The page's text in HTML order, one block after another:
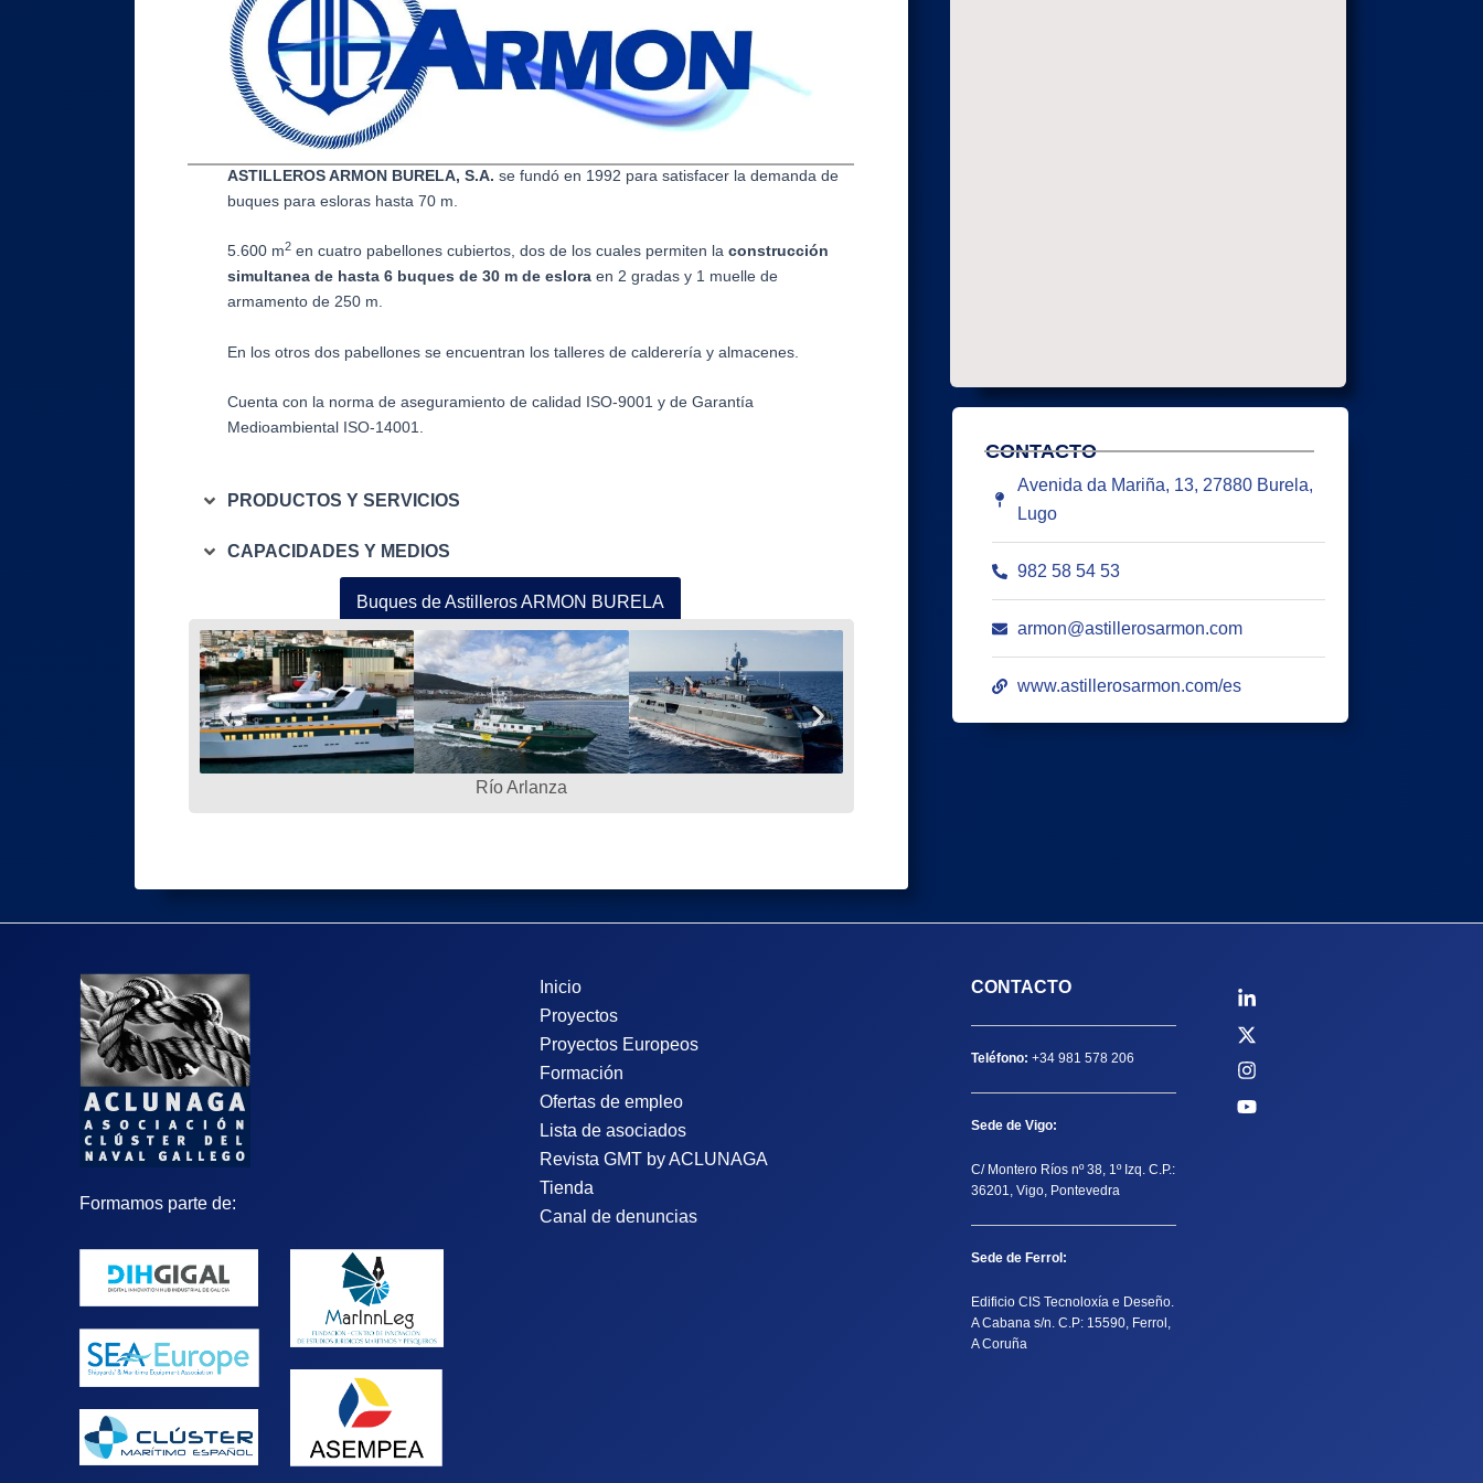
ASTILLEROS ARMON BURELA, S.A. se fundó en 1992 para satisfacer la demanda de
buques para esloras hasta 70 m.
5.600 m2 en cuatro pabellones cubiertos, dos de los cuales permiten la construcción
simultanea de hasta 6 buques de 30 m de eslora en 2 gradas y 1 muelle de
armamento de 250 m.
En los otros dos pabellones se encuentran los talleres de calderería y almacenes.
Cuenta con la norma de aseguramiento de calidad ISO-9001 y de Garantía
Medioambiental ISO-14001.
PRODUCTOS Y SERVICIOS
CAPACIDADES Y MEDIOS
Buques de Astilleros ARMON BURELA
Río Arlanza
CONTACTO
Avenida da Mariña, 13, 27880 Burela,
Lugo
982 58 54 53
armon@astillerosarmon.com
www.astillerosarmon.com/es
Formamos parte de:
Inicio
Proyectos
Proyectos Europeos
Formación
Ofertas de empleo
Lista de asociados
Revista GMT by ACLUNAGA
Tienda
Canal de denuncias
CONTACTO
Teléfono: +34 981 578 206
Sede de Vigo:
C/ Montero Ríos nº 38, 1º Izq. C.P.:
36201, Vigo, Pontevedra
Sede de Ferrol:
Edificio CIS Tecnoloxía e Deseño.
A Cabana s/n. C.P: 15590, Ferrol,
A Coruña